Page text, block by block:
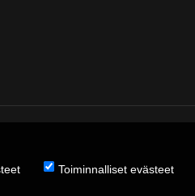
Toiminnalliset evästeet